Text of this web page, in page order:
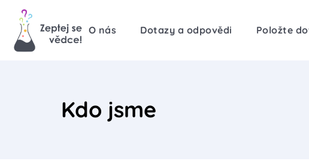
O nás Dotazy a odpovědi Položte
Kdo jsme